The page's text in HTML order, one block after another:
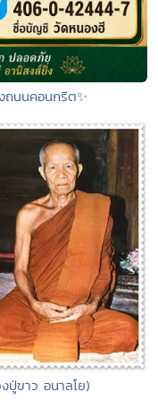
ถนนคอนกรีต✨
ปู่ขาว อนาลโย)